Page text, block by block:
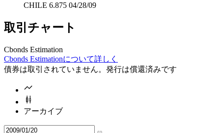
CHILE 6.875 04/28/09
取引チャート
Cbonds Estimation
Cbonds Estimationについて詳しく
債券は取引されていません。発行は償還済みです
アーカイブ